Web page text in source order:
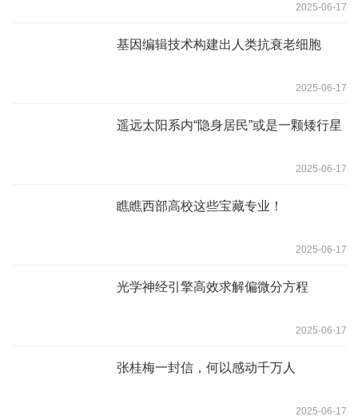
2025-06-17
基因编辑技术构建出人类抗衰老细胞
2025-06-17
遥远太阳系内“隐身居民”或是一颗矮行星
2025-06-17
瞧瞧西部高校这些宝藏专业！
2025-06-17
光学神经引擎高效求解偏微分方程
2025-06-17
张桂梅一封信，何以感动千万人
2025-06-17